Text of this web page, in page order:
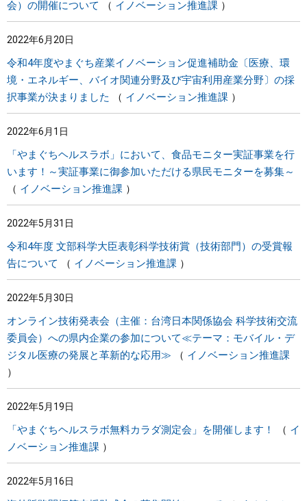
会）の開催について イノベーション推進課
2022年6月20日
令和4年度やまぐち産業イノベーション促進補助金〔医療、環
境・エネルギー、バイオ関連分野及び宇宙利用産業分野〕の採
択事業が決まりました
イノベーション推進課
2022年6月1日
「やまぐちヘルスラボ」において、食品モニター実証事業を行
います！～実証事業に御参加いただける県民モニターを募集～
イノベーション推進課
2022年5月31日
令和4年度 文部科学大臣表彰科学技術賞（技術部門）の受賞報
告について
イノベーション推進課
2022年5月30日
オンライン技術発表会（主催：台湾日本関係協会 科学技術交流
委員会）への県内企業の参加について≪テーマ：モバイル・デ
ジタル医療の発展と革新的な応用≫
イノベーション推進課
2022年5月19日
「やまぐちヘルスラボ無料カラダ測定会」を開催します！
イ
ノベーション推進課
2022年5月16日